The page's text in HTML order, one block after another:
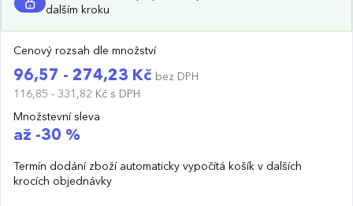
dalším kroku
Cenový rozsah dle množství
96,57 - 274,23 Kč bez DPH
116,85 - 331,82 Kč s DPH
Množstevní sleva
až -30 %
Termín dodání zboží automaticky vypočítá košík v dalších
krocích objednávky